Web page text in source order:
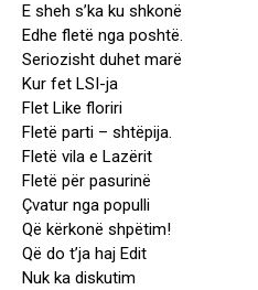
E sheh s’ka ku shkonë
Edhe fletë nga poshtë.
Seriozisht duhet marë
Kur fet LSI-ja
Flet Like floriri
Fletë parti – shtëpija.
Fletë vila e Lazërit
Fletë për pasurinë
Çvatur nga populli
Që kërkonë shpëtim!
Që do t’ja haj Edit
Nuk ka diskutim